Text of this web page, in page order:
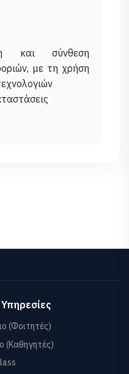
και σύνθεση
με τη χρήση
(Φοιτητές)
(Καθηγητές)